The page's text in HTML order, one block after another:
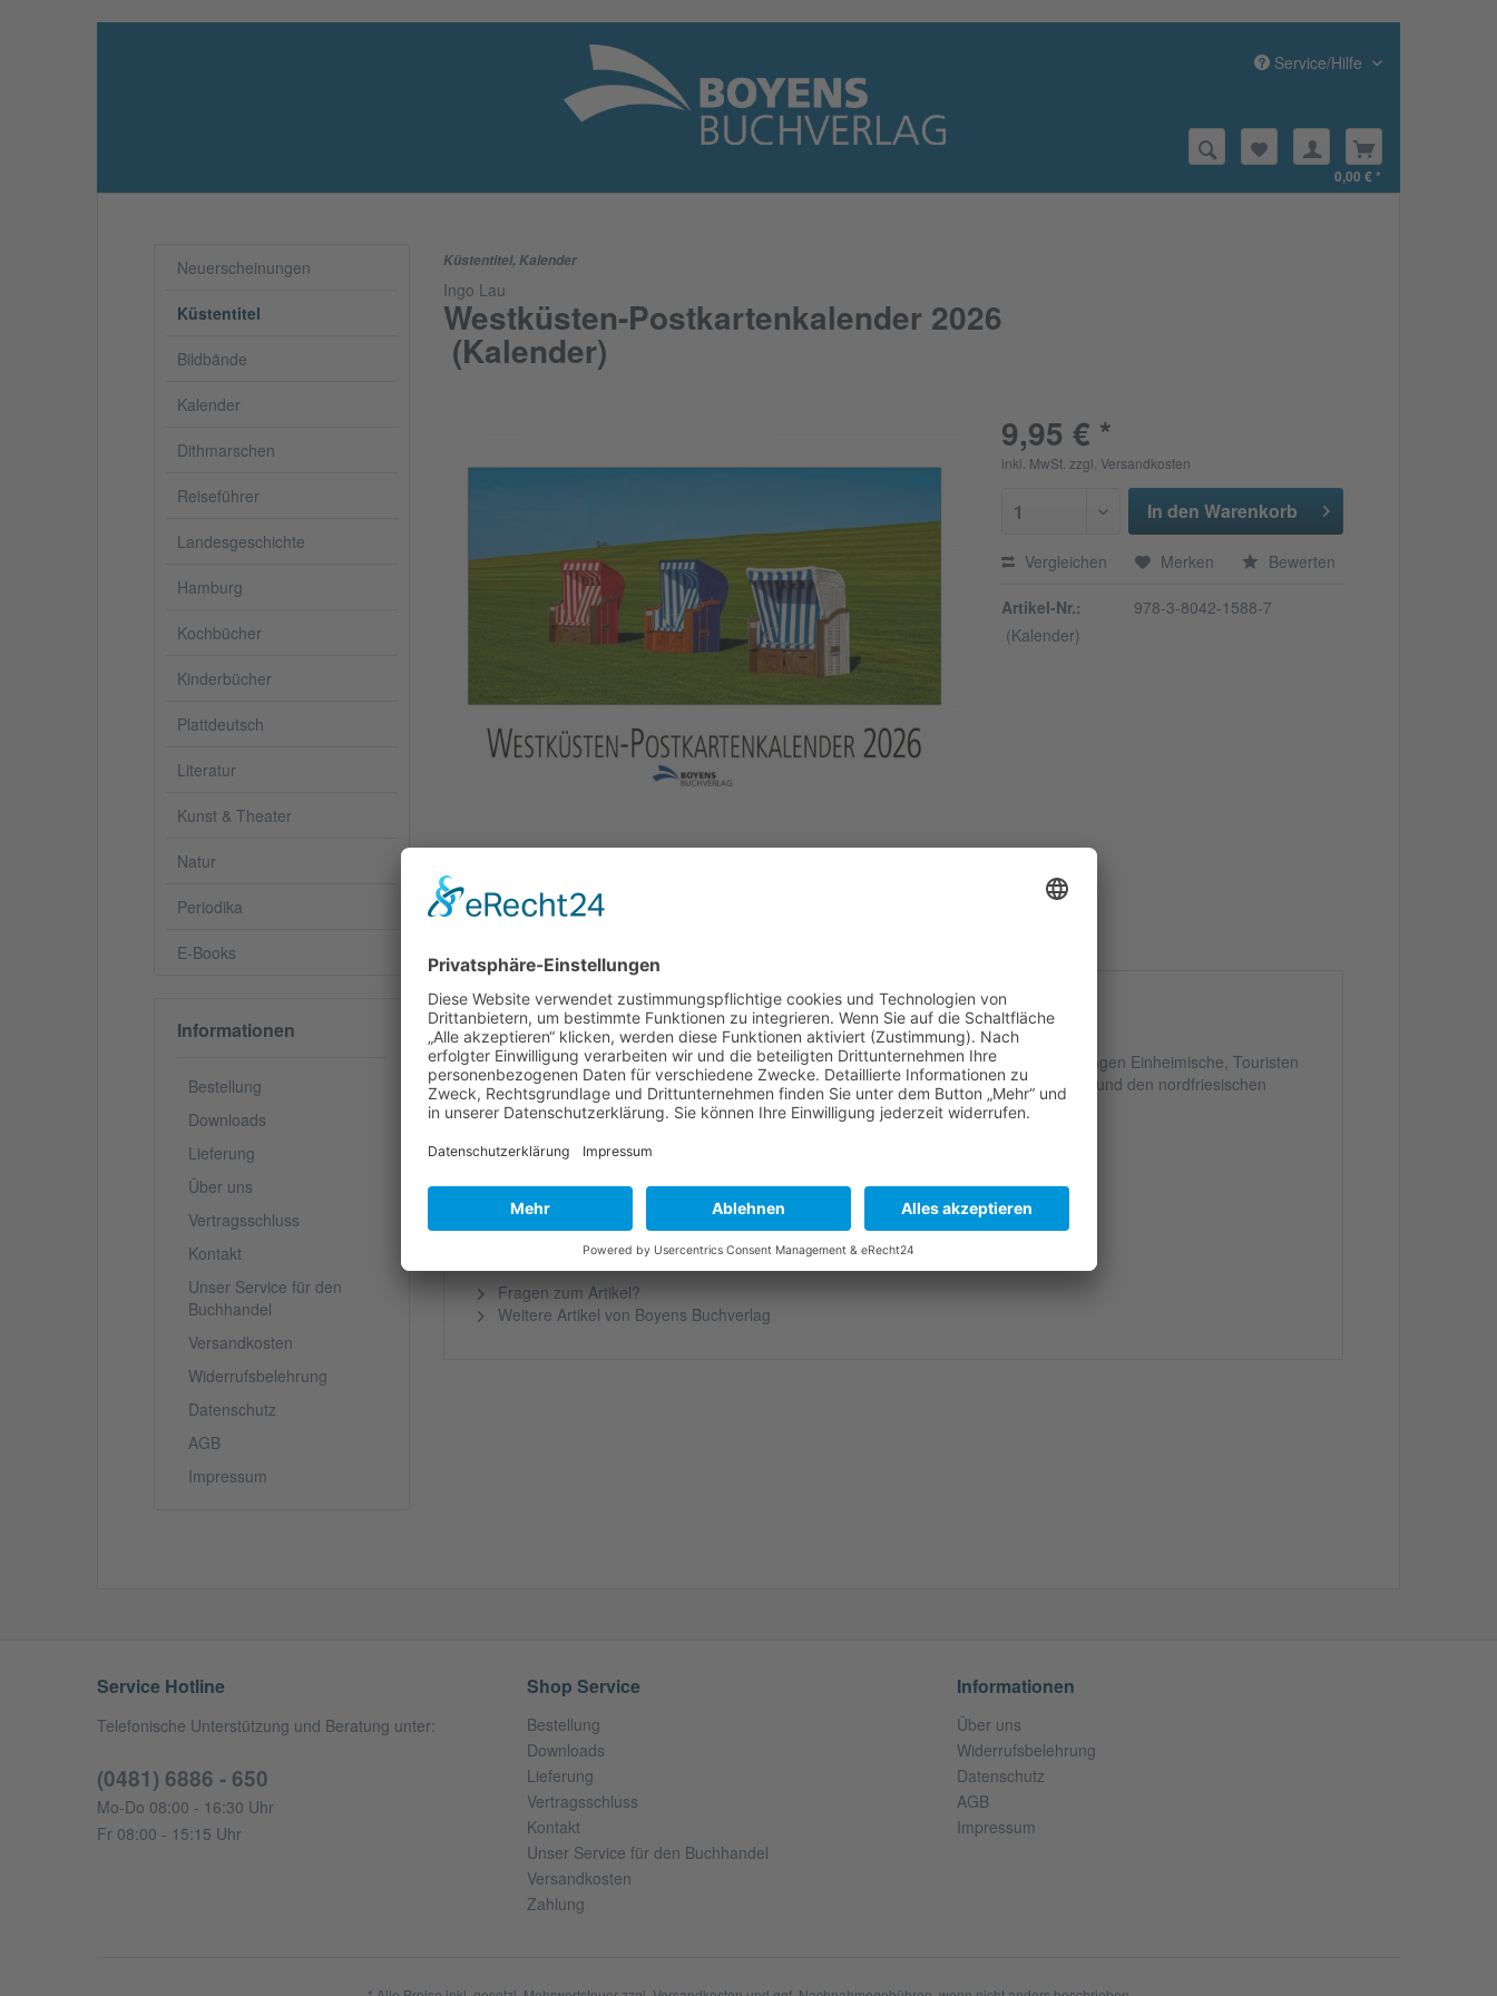
Service/Hilfe
0,00 € *
Neuerscheinungen
Küstentitel
Bildbände
Kalender
Dithmarschen
Reiseführer
Landesgeschichte
Hamburg
Kochbücher
Kinderbücher
Plattdeutsch
Literatur
Kunst & Theater
Natur
Periodika
E-Books
Informationen
Bestellung
Downloads
Lieferung
Über uns
Vertragsschluss
Kontakt
Unser Service für den
Buchhandel
Versandkosten
Widerrufsbelehrung
Datenschutz
AGB
Impressum
Küstentitel, Kalender
Ingo Lau
Westküsten-Postkartenkalender 2026
(Kalender)
9,95 € *
inkl. MwSt. zzgl. Versandkosten
1 In den Warenkorb
Vergleichen Merken Bewerten
Artikel-Nr.:
978-3-8042-1588-7
(Kalender)
Westküsten-Postkartenkalender 2026
Jahr für Jahr begeistert der Westküsten-Postkartenkalender zum Hinstellen oder Aufhängen Einheimische, Touristen
und Gäste mit seinen stimmungsvollen Motiven von der schleswig-holsteinischen Küste und den nordfriesischen
Inseln. Als Geschenk oder schöne Urlaubserinnerung bestens geeignet!
Format:
210 mm x 135 mm
Weiterführende Links zu "Westküsten-Postkartenkalender 2026"
Fragen zum Artikel?
Weitere Artikel von Boyens Buchverlag
Service Hotline
Telefonische Unterstützung und Beratung unter:
(0481) 6886 - 650
Mo-Do 08:00 - 16:30 Uhr
Fr 08:00 - 15:15 Uhr
Shop Service
Bestellung
Downloads
Lieferung
Vertragsschluss
Kontakt
Unser Service für den Buchhandel
Versandkosten
Zahlung
Informationen
Über uns
Widerrufsbelehrung
Datenschutz
AGB
Impressum